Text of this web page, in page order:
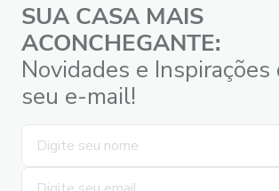
SUA CASA MAIS
ACONCHEGANTE:
Novidades e
seu e-mail!